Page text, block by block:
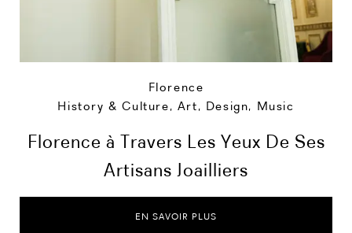
Florence
History & Culture, Art, Design, Music
Florence à Travers Les Yeux De Ses
Artisans Joailliers
EN SAVOIR PLUS